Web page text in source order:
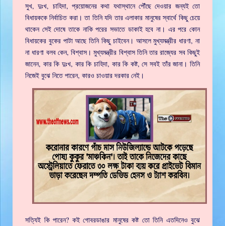
সুখ, দুঃখ, চাহিদা, প্রয়োজনের কথা যথাস্থানে পৌঁছে দেওয়ার জন্যই তো
বিধায়ককে নির্বাচিত করা। তা তিনি যদি তার এলাকার মানুষের স্বার্থে কিছু চেয়ে
থাকেন সেই দোষে তাকে নাকি পরের সভাতে ডাকাই হবে না। এর পরে কোন
বিধায়কের বুকের পাটা আছে তিনি কিছু চাইবেন। আসলে মুখ্যমন্ত্রীর ধারণা, না
না ধারণা বলব কেন, বিশ্বাস। মুখ্যমন্ত্রীর বিশ্বাস তিনি তার রাজ্যের সব কিছুই
জানেন, কার কি দুঃখ, কার কি চাহিদা, কার কি কষ্ট, সে সবই তাঁর জানা। তিনি
নিজেই বুঝে নিতে পারেন, কারও চাওয়ার দরকার নেই।
সত্যিই কি পারেন? কই গোবরডাঙার মানুষের কষ্ট তো তিনি এতদিনেও বুঝে